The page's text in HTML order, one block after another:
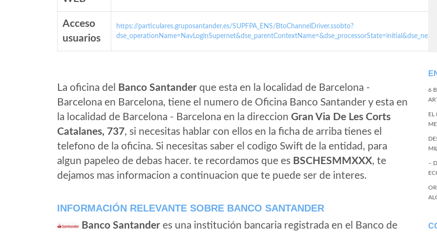
Acceso
usuarios
https://particulares.gruposantander.es/SUPFPA_ENS/BtoChannelDriver.ssobto?
La oficina del Banco Santander que esta en la localidad de Barcelona -
Barcelona en Barcelona, tiene el numero de Oficina Banco Santander y esta en
la localidad de Barcelona - Barcelona en la direccion Gran Via De Les Corts
Catalanes, 737, si necesitas hablar con ellos en la ficha de arriba tienes el
telefono de la oficina. Si necesitas saber el codigo Swift de la entidad, para
algun papeleo de debas hacer. te recordamos que es BSCHESMMXXX, te
dejamos mas informacion a continuacion que te puede ser de interes.
INFORMACIÓN RELEVANTE SOBRE BANCO SANTANDER
Banco Santander es una institución bancaria registrada en el Banco de
6
EL
–